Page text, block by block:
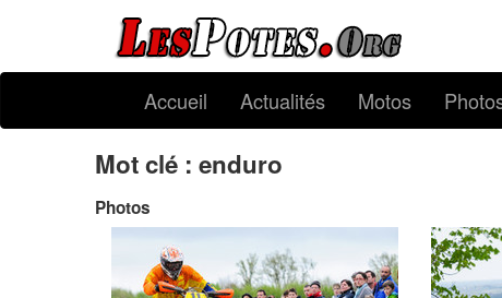
Accueil Actualités Motos
Mot clé : enduro
Photos